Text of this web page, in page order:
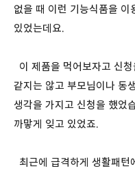
없을 때 이런 기능식품을
있었는데요.
이 제품을 먹어보자고 신
같지는 않고 부모님이나 동
생각을 가지고 신청을 했었
까맣게 잊고 있었죠.
최근에 급격하게 생활패